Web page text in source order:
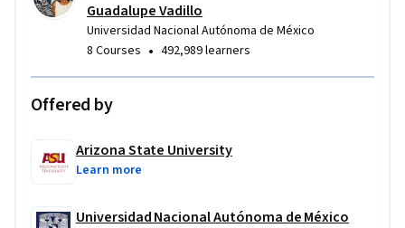
Guadalupe Vadillo
Universidad Nacional Autónoma de México
8 Courses • 492,989 learners
Offered by
Arizona State University
Learn more
Universidad Nacional Autónoma de México